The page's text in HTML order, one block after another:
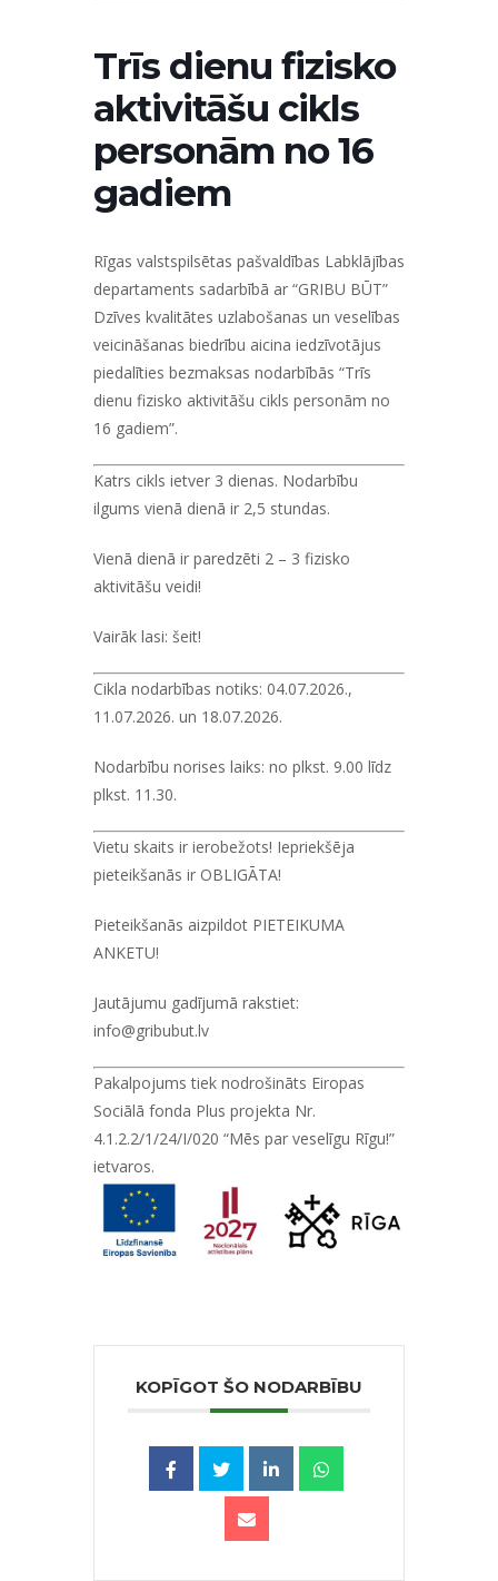
Trīs dienu fizisko
aktivitāšu cikls
personām no 16
gadiem
Rīgas valstspilsētas pašvaldības Labklājības
departaments sadarbībā ar “GRIBU BŪT”
Dzīves kvalitātes uzlabošanas un veselības
veicināšanas biedrību aicina iedzīvotājus
piedalīties bezmaksas nodarbībās “Trīs
dienu fizisko aktivitāšu cikls personām no
16 gadiem”.
Katrs cikls ietver 3 dienas. Nodarbību
ilgums vienā dienā ir 2,5 stundas.
Vienā dienā ir paredzēti 2 – 3 fizisko
aktivitāšu veidi!
Vairāk lasi: šeit!
Cikla nodarbības notiks: 04.07.2026.,
11.07.2026. un 18.07.2026.
Nodarbību norises laiks: no plkst. 9.00 līdz
plkst. 11.30.
Vietu skaits ir ierobežots! Iepriekšēja
pieteikšanās ir OBLIGĀTA!
Pieteikšanās aizpildot PIETEIKUMA
ANKETU!
Jautājumu gadījumā rakstiet:
info@gribubut.lv
Pakalpojums tiek nodrošināts Eiropas
Sociālā fonda Plus projekta Nr.
4.1.2.2/1/24/I/020 “Mēs par veselīgu Rīgu!”
ietvaros.
KOPĪGOT ŠO NODARBĪBU